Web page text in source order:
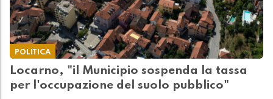
POLITICA
Locarno, "il Municipio sospenda la tassa
per l'occupazione del suolo pubblico"